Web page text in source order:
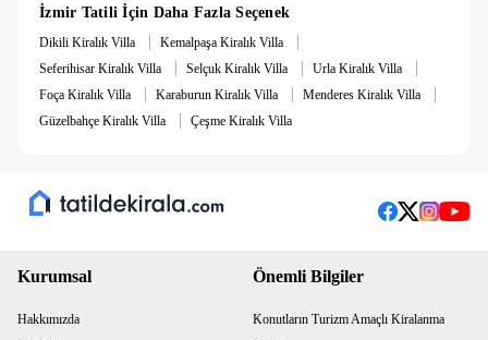
İzmir Tatili İçin Daha Fazla Seçenek
Dikili Kiralık Villa | Kemalpaşa Kiralık Villa |
Seferihisar Kiralık Villa | Selçuk Kiralık Villa | Urla Kiralık Villa |
Foça Kiralık Villa | Karaburun Kiralık Villa | Menderes Kiralık Villa |
Güzelbahçe Kiralık Villa | Çeşme Kiralık Villa
Kurumsal
Hakkımızda
Önemli Bilgiler
Konutların Turizm Amaçlı Kiralanma